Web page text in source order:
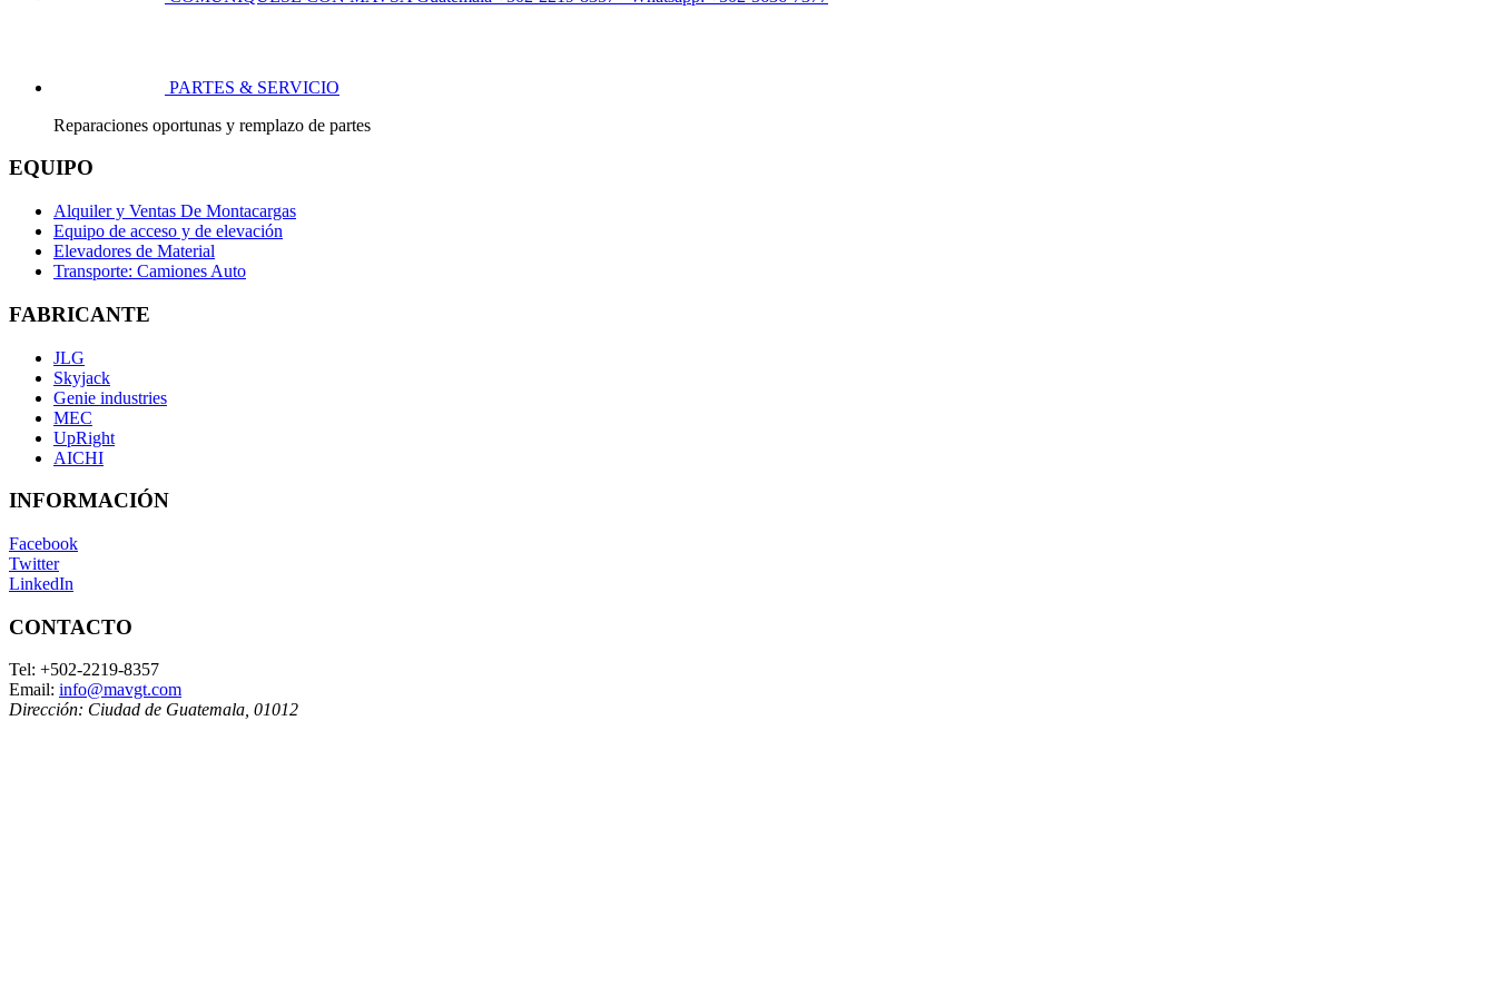
PARTES & SERVICIO
Reparaciones oportunas y remplazo de partes
EQUIPO
Alquiler y Ventas De Montacargas
Equipo de acceso y de elevación
Elevadores de Material
Transporte: Camiones Auto
FABRICANTE
JLG
Skyjack
Genie industries
MEC
UpRight
AICHI
INFORMACIÓN
Facebook
Twitter
LinkedIn
CONTACTO
Tel: +502-2219-8357
Email: info@mavgt.com
Dirección: Ciudad de Guatemala 01012